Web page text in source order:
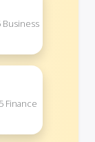
Business
Finance